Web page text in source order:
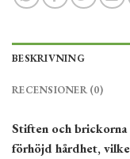
BESKRIVNING
RECENSIONER (0)
Stiften och
förhöjd hårdhet,